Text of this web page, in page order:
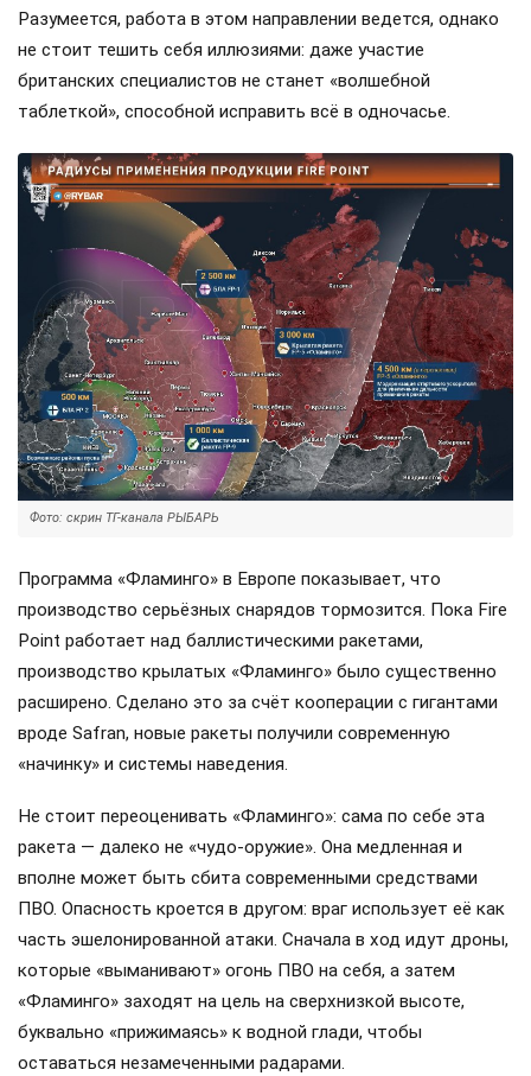
Разумеется, работа в этом направлении ведется, однако
не стоит тешить себя иллюзиями: даже участие
британских специалистов не станет «волшебной
таблеткой», способной исправить всё в одночасье.
Фото: скрин ТГ-канала РЫБАРЬ
Программа «Фламинго» в Европе показывает, что
производство серьёзных снарядов тормозится. Пока Fire
Point работает над баллистическими ракетами,
производство крылатых «Фламинго» было существенно
расширено. Сделано это за счёт кооперации с гигантами
вроде Safran, новые ракеты получили современную
«начинку» и системы наведения.
Не стоит переоценивать «Фламинго»: сама по себе эта
ракета — далеко не «чудо-оружие». Она медленная и
вполне может быть сбита современными средствами
ПВО. Опасность кроется в другом: враг использует её как
часть эшелонированной атаки. Сначала в ход идут дроны,
которые «выманивают» огонь ПВО на себя, а затем
«Фламинго» заходят на цель на сверхнизкой высоте,
буквально «прижимаясь» к водной глади, чтобы
оставаться незамеченными радарами.